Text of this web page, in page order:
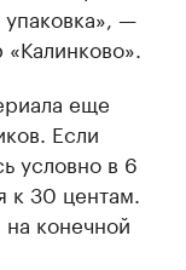
—
еще
Если
условно в 6
к 30 центам.
конечной